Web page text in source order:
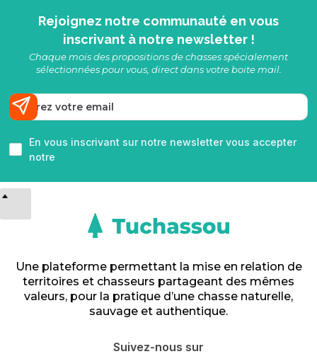
Rejoignez notre communauté en vous
inscrivant à notre newsletter !
Chaque mois des propositions de chasses spécialement
sélectionnées pour vous, direct dans votre boite mail.
En vous inscrivant sur notre newsletter vous accepter
notre
Une plateforme permettant la mise en relation de
territoires et chasseurs partageant des mêmes
valeurs, pour la pratique d’une chasse naturelle,
sauvage et authentique.
Suivez-nous sur